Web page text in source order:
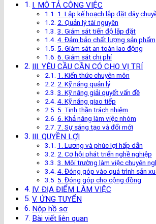
I. MÔ TẢ CÔNG VIỆC
1. Lập kế hoạch lắp đặt dây
2. Quản lý tài nguyên
3. Giám sát tiến độ lắp đặt
4. Đảm bảo chất lượng sản phẩm
5. Giám sát an toàn lao động
6. Giám sát chi phí
III. YÊU CẦU CẦN CÓ CHO VỊ TRÍ
1. Kiến thức chuyên môn
2. Kỹ năng quản lý
3. Kỹ năng giải quyết vấn đề
4. Kỹ năng giao tiếp
5. Tinh thần trách nhiệm
6. Khả năng làm việc nhóm
7. Sự sáng tạo và đổi mới
III. QUYỀN LỢI
1. Lương và phúc lợi hấp dẫn
2. Cơ hội phát triển nghề nghiệp
3. Môi trường làm việc chuyên
4. Đóng góp vào quá trình sản
5. Đóng góp cho cộng đồng
IV. ĐỊA ĐIỂM LÀM VIỆC
V. ỨNG TUYỂN
Nộp hồ sơ
Bài viết liên quan